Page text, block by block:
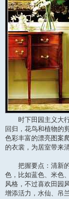
时下田园主义大行
回归，花鸟和植物的
色彩丰富的漂亮图案
的衣裳，为居室带来
把握要点：清新的
色，比如蓝色、米色
风格，不过喜欢田园
增添活力，水仙、吊